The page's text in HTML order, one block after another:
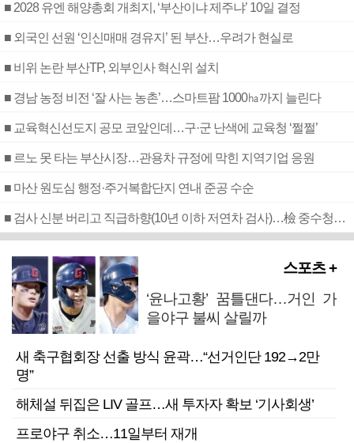
■ 2028 유엔 해양총회 개최지, ‘부산이냐 제주냐’ 10일 결정
■ 외국인 선원 ‘인신매매 경유지’ 된 부산…우려가 현실로
■ 비위 논란 부산TP, 외부인사 혁신위 설치
■ 경남 농정 비전 ‘잘 사는 농촌’…스마트팜 1000㏊까지 늘린다
■ 교육혁신선도지 공모 코앞인데…구·군 난색에 교육청 ‘쩔쩔’
■ 르노 못 타는 부산시장…관용차 규정에 막힌 지역기업 응원
■ 마산 원도심 행정·주거복합단지 연내 준공 수순
■ 검사 신분 버리고 직급하향(10년 이하 저연차 검사)…檢 중수청행 기피
스포츠 +
‘윤나고황’ 꿈틀댄다…거인 가
을야구 불씨 살릴까
새 축구협회장 선출 방식 윤곽…“선거인단 192→2만
명”
해체설 뒤집은 LIV 골프…새 투자자 확보 ‘기사회생’
프로야구 취소…11일부터 재개